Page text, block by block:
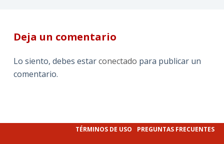
Deja un comentario
Lo siento, debes estarconectado para publicar un
comentario.
TÉRMINOS DE USO PREGUNTAS FRECUENTES